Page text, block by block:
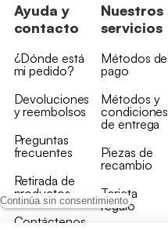
Continúa sin consentimiento
Ayuda y
contacto
¿Dónde está
mi pedido?
Devoluciones
y reembolsos
Preguntas
frecuentes
Retirada de
productos
Contáctenos
Nuestros
servicios
Métodos de
pago
Métodos y
condiciones
de entrega
Piezas de
recambio
Tarjeta
regalo